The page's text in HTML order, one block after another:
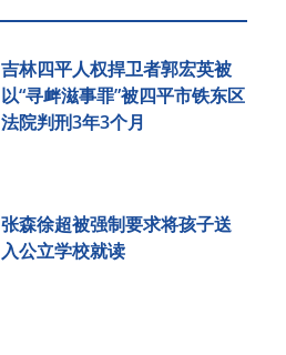
吉林四平人权捍卫者郭宏英被
以“寻衅滋事罪”被四平市铁东区
法院判刑3年3个月
张森徐超被强制要求将孩子送
入公立学校就读